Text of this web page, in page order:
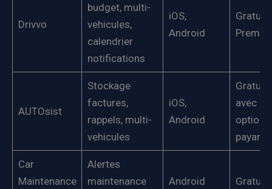
Drivvo
budget, multi-
vehicules,
calendrier
notifications
iOS,
Android
Gratuit
AUTOsist
Stockage
factures,
rappels, multi-
vehicules
iOS,
Android
Gratuit
avec
options
Car
Maintenance
Alertes
maintenance
Android Gratuit